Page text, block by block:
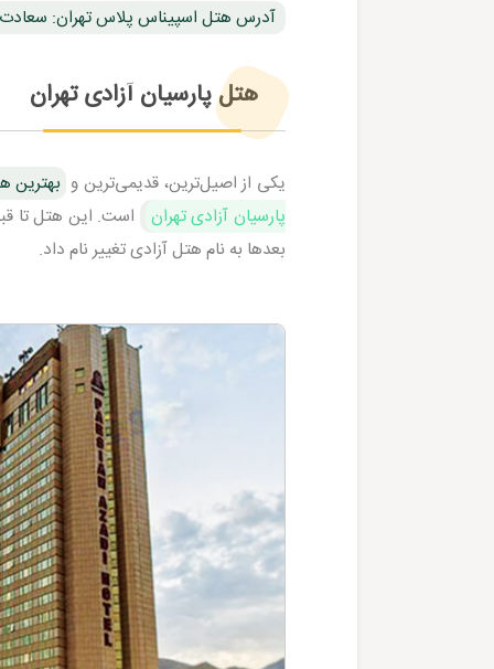
آدرس هتل اسپیناس پلاس تهران: سعادت
هتل پارسیان آزادی تهران
یکی از اصیل‌ترین، قدیمی‌ترین و بهترین
پارسیان آزادی تهران
است. این هتل تا
بعدها به نام هتل آزادی تغییر نام داد.